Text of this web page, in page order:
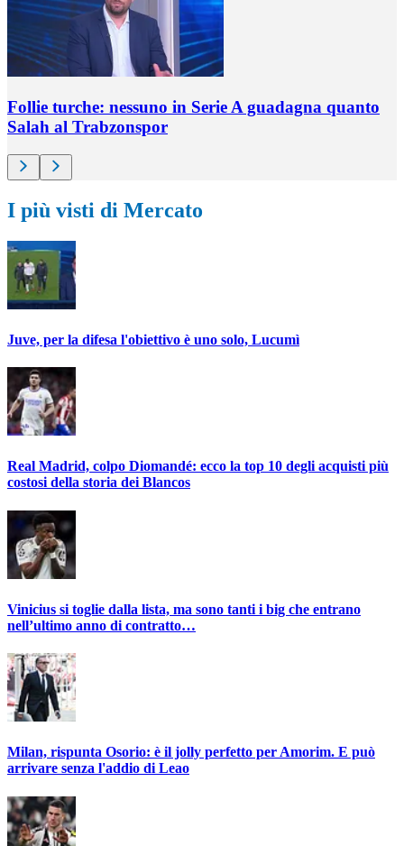
Follie turche: nessuno in Serie A guadagna quanto
Salah al Trabzonspor
I più visti di Mercato
Juve, per la difesa l'obiettivo è uno solo, Lucumì
Real Madrid, colpo Diomandé: ecco la top 10 degli acquisti più
costosi della storia dei Blancos
Vinicius si toglie dalla lista, ma sono tanti i big che entrano
nell’ultimo anno di contratto…
Milan, rispunta Osorio: è il jolly perfetto per Amorim. E può
arrivare senza l'addio di Leao